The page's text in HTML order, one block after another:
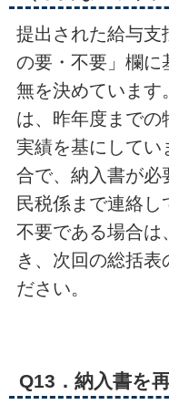
提出された給与支
の要・不要」欄に
無を決めています
は、昨年度までの
実績を基にしてい
合で、納入書が必
民税係まで連絡
不要である場合は
き、次回の総括表
ださい。
Q13．納入書を